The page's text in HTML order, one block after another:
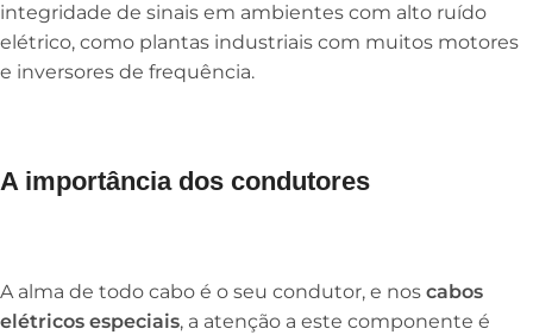
integridade de sinais em ambientes com alto ruído
elétrico, como plantas industriais com muitos motores
e inversores de frequência.
A importância dos condutores
A alma de todo cabo é o seu condutor, e nos cabos
elétricos especiais, a atenção a este componente é